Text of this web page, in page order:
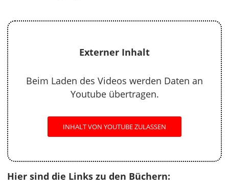
Externer Inhalt
Beim Laden des Videos werden Daten an
Youtube übertragen.
INHALT VON YOUTUBE ZULASSEN
Hier sind die Links zu den Büchern: